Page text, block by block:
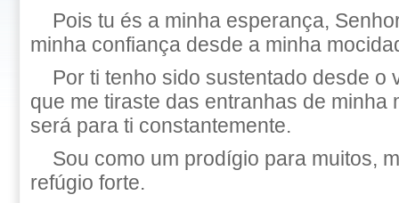
Pois tu és a minha esperança,
minha confiança desde a minha
Por ti tenho sido sustentado desde o
que me tiraste das entranhas de minha
será para ti constantemente.
Sou como um prodígio para muitos,
refúgio forte.